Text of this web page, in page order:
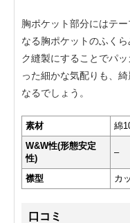
胸ポケット部分にはテ
なる胸ポケットのふく
ク縫製にすることでパ
った細かな気配りも、
なるでしょう。
素材
綿
W&W性(形態安定
性)
–
襟型 カ
口コミ